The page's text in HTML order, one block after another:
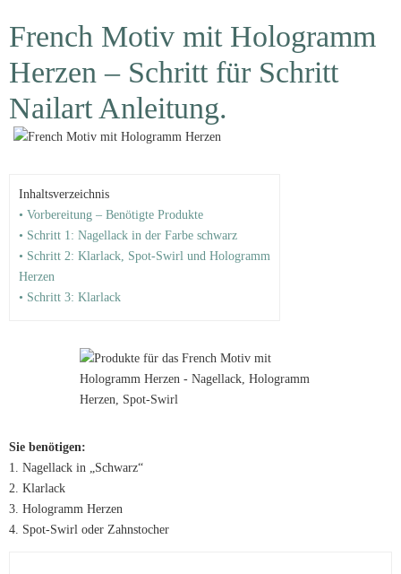
French Motiv mit Hologramm
Herzen – Schritt für Schritt
Nailart Anleitung.
Inhaltsverzeichnis
• Vorbereitung – Benötigte Produkte
• Schritt 1: Nagellack in der Farbe schwarz
• Schritt 2: Klarlack, Spot-Swirl und Hologramm
Herzen
• Schritt 3: Klarlack
Sie benötigen:
1. Nagellack in „Schwarz“
2. Klarlack
3. Hologramm Herzen
4. Spot-Swirl oder Zahnstocher